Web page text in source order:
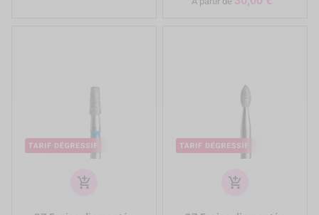
add_shopping_cart add_shopping_cart